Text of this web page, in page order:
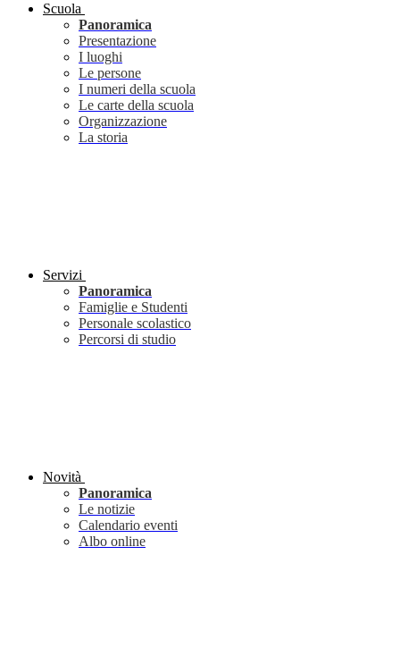
Scuola
Panoramica
Presentazione
I luoghi
Le persone
I numeri della scuola
Le carte della scuola
Organizzazione
La storia
Servizi
Panoramica
Famiglie e Studenti
Personale scolastico
Percorsi di studio
Novità
Panoramica
Le notizie
Calendario eventi
Albo online